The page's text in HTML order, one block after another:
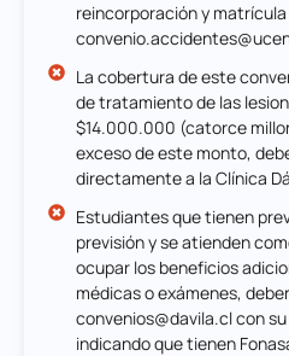
reincorporación y
La cobertura de este
de tratamiento de las
$14.000.000 (catorce
exceso de este monto,
directamente a la Clínica
Estudiantes que tienen
previsión y se atienden
ocupar los beneficios
médicas o exámenes,
convenios@davila.clcon su
indicando que tienen